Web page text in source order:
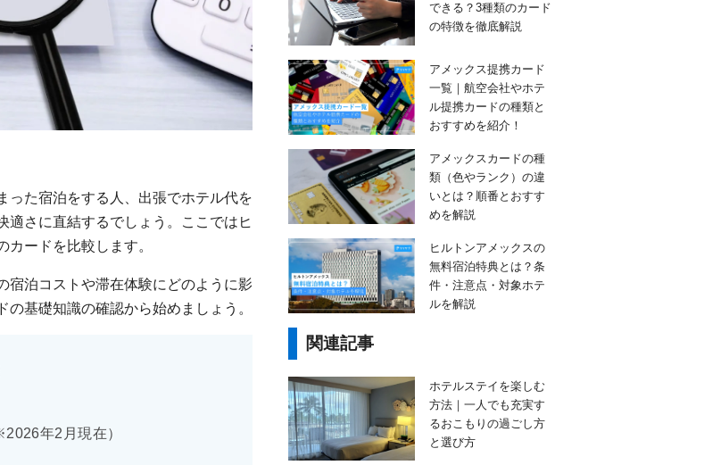
った宿泊をする人、出張でホテル代を
適さに直結するでしょう。ここではヒ
ードを比較します。
宿泊コストや滞在体験にどのように影
基礎知識の確認から始めましょう。
年2月現在）
できる？3種類のカード
の特徴を徹底解説
アメックス提携カード
一覧｜航空会社やホテ
ル提携カードの種類と
おすすめを紹介！
アメックスカードの種
類（色やランク）の違
いとは？順番とおすす
めを解説
ヒルトンアメックスの
無料宿泊特典とは？条
件・注意点・対象ホテ
ルを解説
関連記事
ホテルステイを楽しむ
方法｜一人でも充実す
るおこもりの過ごし方
と選び方